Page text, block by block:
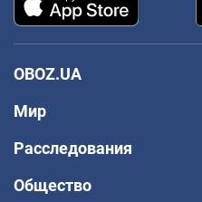
OBOZ.UA
Мир
Расследования
Общество